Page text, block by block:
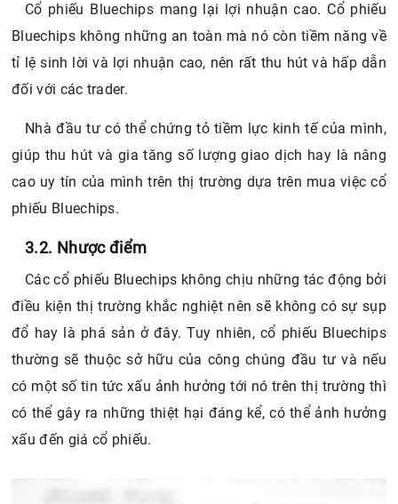
Cổ phiếu Bluechips mang lại lợi nhuận cao. Cổ phiếu
Bluechips không những an toàn mà nó còn tiềm năng về
tỉ lệ sinh lời và lợi nhuận cao, nên rất thu hút và hấp dẫn
đối với các trader.
Nhà đầu tư có thể chứng tỏ tiềm lực kinh tế của mình,
giúp thu hút và gia tăng số lượng giao dịch hay là nâng
cao uy tín của mình trên thị trường dựa trên mua việc cổ
phiếu Bluechips.
3.2. Nhược điểm
Các cổ phiếu Bluechips không chịu những tác động bởi
điều kiện thị trường khắc nghiệt nên sẽ không có sự sụp
đổ hay là phá sản ở đây. Tuy nhiên, cổ phiếu Bluechips
thường sẽ thuộc sở hữu của công chúng đầu tư và nếu
có một số tin tức xấu ảnh hưởng tới nó trên thị trường thì
có thể gây ra những thiệt hại đáng kể, có thể ảnh hưởng
xấu đến giá cổ phiếu.